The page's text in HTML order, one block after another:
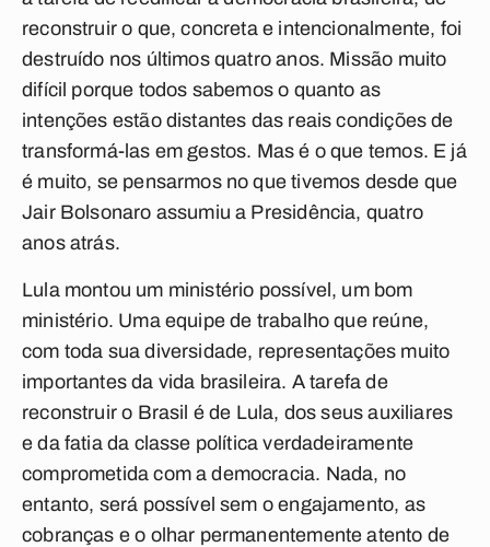
reconstruir o que, concreta e intencionalmente, foi
destruído nos últimos quatro anos. Missão muito
difícil porque todos sabemos o quanto as
intenções estão distantes das reais condições de
transformá-las em gestos. Mas é o que temos. E já
é muito, se pensarmos no que tivemos desde que
Jair Bolsonaro assumiu a Presidência, quatro
anos atrás.
Lula montou um ministério possível, um bom
ministério. Uma equipe de trabalho que reúne,
com toda sua diversidade, representações muito
importantes da vida brasileira. A tarefa de
reconstruir o Brasil é de Lula, dos seus auxiliares
e da fatia da classe política verdadeiramente
comprometida com a democracia. Nada, no
entanto, será possível sem o engajamento, as
cobranças e o olhar permanentemente atento de